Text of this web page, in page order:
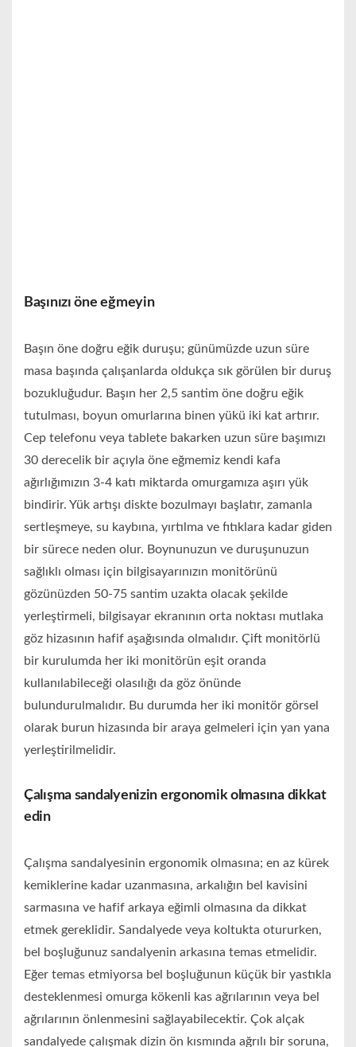
Başınızı öne eğmeyin
Başın öne doğru eğik duruşu; günümüzde uzun süre
masa başında çalışanlarda oldukça sık görülen bir duruş
bozukluğudur. Başın her 2,5 santim öne doğru eğik
tutulması, boyun omurlarına binen yükü iki kat artırır.
Cep telefonu veya tablete bakarken uzun süre başımızı
30 derecelik bir açıyla öne eğmemiz kendi kafa
ağırlığımızın 3-4 katı miktarda omurgamıza aşırı yük
bindirir. Yük artışı diskte bozulmayı başlatır, zamanla
sertleşmeye, su kaybına, yırtılma ve fıtıklara kadar giden
bir sürece neden olur. Boynunuzun ve duruşunuzun
sağlıklı olması için bilgisayarınızın monitörünü
gözünüzden 50-75 santim uzakta olacak şekilde
yerleştirmeli, bilgisayar ekranının orta noktası mutlaka
göz hizasının hafif aşağısında olmalıdır. Çift monitörlü
bir kurulumda her iki monitörün eşit oranda
kullanılabileceği olasılığı da göz önünde
bulundurulmalıdır. Bu durumda her iki monitör görsel
olarak burun hizasında bir araya gelmeleri için yan yana
yerleştirilmelidir.
Çalışma sandalyenizin ergonomik olmasına dikkat
edin
Çalışma sandalyesinin ergonomik olmasına; en az kürek
kemiklerine kadar uzanmasına, arkalığın bel kavisini
sarmasına ve hafif arkaya eğimli olmasına da dikkat
etmek gereklidir. Sandalyede veya koltukta otururken,
bel boşluğunuz sandalyenin arkasına temas etmelidir.
Eğer temas etmiyorsa bel boşluğunun küçük bir yastıkla
desteklenmesi omurga kökenli kas ağrılarının veya bel
ağrılarının önlenmesini sağlayabilecektir. Çok alçak
sandalyede çalışmak dizin ön kısmında ağrılı bir soruna,